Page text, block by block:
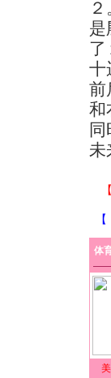
是
了
十
前
和
体